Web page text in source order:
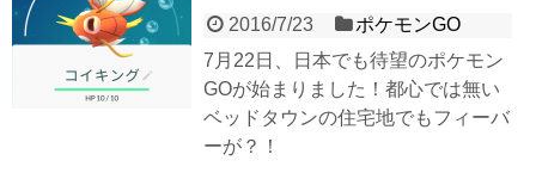
2016/7/23
ポケモンGO
7月22日、日本でも待望のポケモン
GOが始まりました！都心では無い
ベッドタウンの住宅地でもフィーバ
ーが？！